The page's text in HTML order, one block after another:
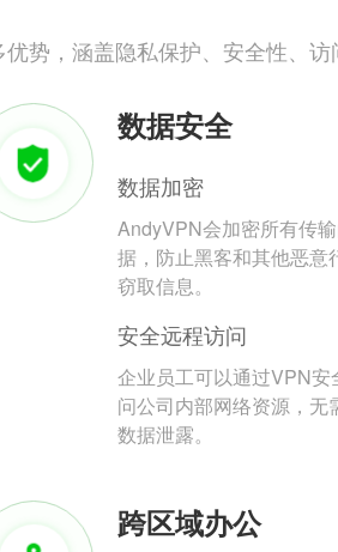
势，涵盖隐私保护、安全性、
数据安全
数据加密
AndyVPN会加密所有传
据，防止黑客和其他恶意
窃取信息。
安全远程访问
企业员工可以通过VPN安
问公司内部网络资源，无
数据泄露。
跨区域办公